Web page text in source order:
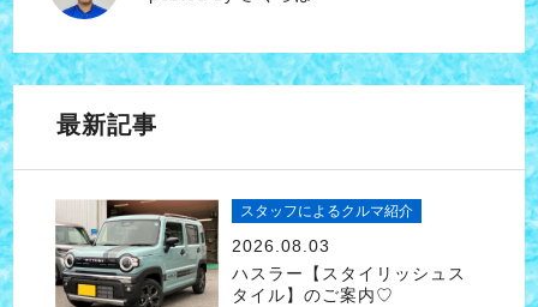
最新記事
スタッフによるクルマ紹介
2026.08.03
ハスラー【スタイリッシュス
タイル】のご案内♡